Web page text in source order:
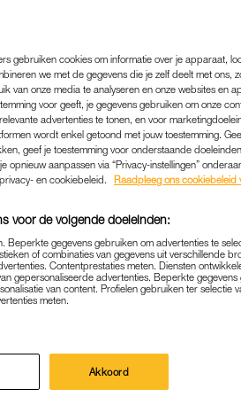
DAN
JE
DIT IS
WEG| WIL JE WETEN
al ingepakt, maar
je handbagage toe te
gebruiken cookies om informatie over je apparaat,
we met de gegevens die je zelf deelt met ons,
van onze media te analyseren en onze websites en
voor geeft, je gegevens gebruiken om onze
advertenties te tonen, en voor
wordt enkel getoond met jouw toestemming.
geef je toestemming voor onderstaande
opnieuw aanpassen via “Privacy-instellingen”
en cookiebeleid.
Raadpleeg ons cookiebeleid
voor de volgende doeleinden:
gegevens gebruiken om advertenties te
of combinaties van gegevens uit verschillende
Contentprestaties meten. Diensten
gepersonaliseerde advertenties. Beperkte
van content. Profielen gebruiken ter selectie
meten.
Akkoord